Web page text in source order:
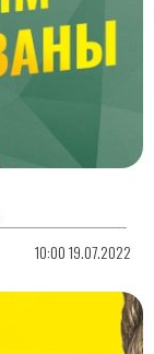
10:00 19.07.2022